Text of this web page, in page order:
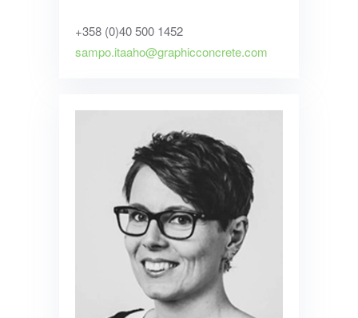
+358 (0)40 500 1452
sampo.itaaho@graphicconcrete.com